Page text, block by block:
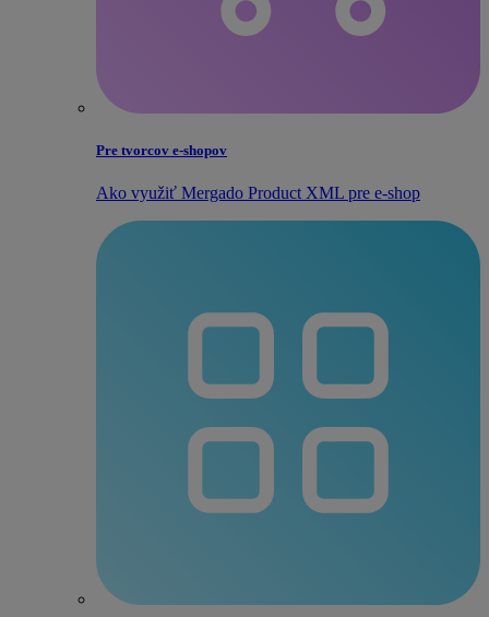
Pre tvorcov e‑shopov
Ako využiť Mergado Product XML pre e‑shop